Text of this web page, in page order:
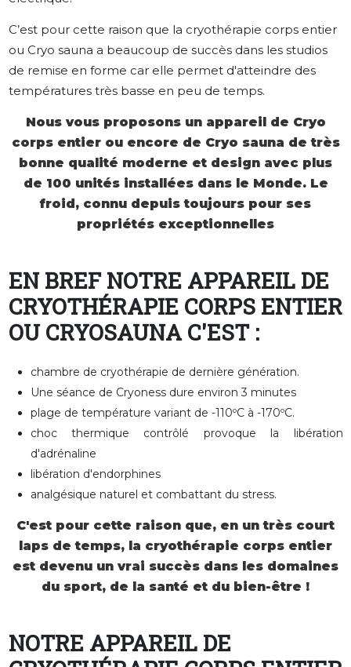
C’est pour cette raison que la cryothérapie corps entier
ou Cryo sauna a beaucoup de succès dans les studios
de remise en forme car elle permet d'atteindre des
températures très basse en peu de temps.
Nous vous proposons un appareil de Cryo
corps entier ou encore de Cryo sauna de très
bonne qualité moderne et design avec plus
de 100 unités installées dans le Monde. Le
froid, connu depuis toujours pour ses
propriétés exceptionnelles
EN BREF NOTRE APPAREIL DE
CRYOTHÉRAPIE CORPS ENTIER
OU CRYOSAUNA C'EST :
chambre de cryothérapie de dernière génération.
Une séance de Cryoness dure environ 3 minutes
plage de température variant de -110ºC à -170ºC.
choc thermique contrôlé provoque la libération
d'adrénaline
libération d'endorphines
analgésique naturel et combattant du stress.
C'est pour cette raison que, en un très court
laps de temps, la cryothérapie corps entier
est devenu un vrai succès dans les domaines
du sport, de la santé et du bien-être !
NOTRE APPAREIL DE